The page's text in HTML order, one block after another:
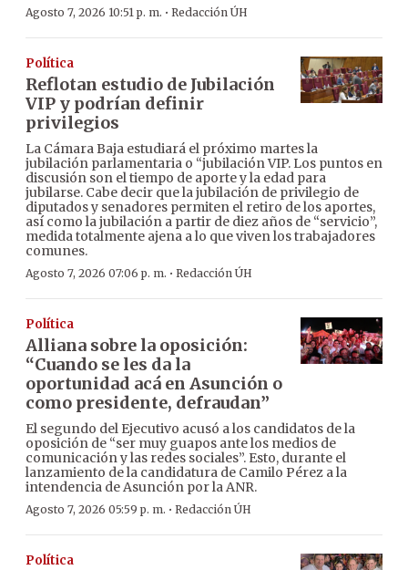
Agosto 7, 2026 10:51 p. m. · Redacción ÚH
Política
Reflotan estudio de Jubilación
VIP y podrían definir
privilegios
La Cámara Baja estudiará el próximo martes la
jubilación parlamentaria o “jubilación VIP. Los puntos en
discusión son el tiempo de aporte y la edad para
jubilarse. Cabe decir que la jubilación de privilegio de
diputados y senadores permiten el retiro de los aportes,
así como la jubilación a partir de diez años de “servicio”,
medida totalmente ajena a lo que viven los trabajadores
comunes.
Agosto 7, 2026 07:06 p. m. · Redacción ÚH
Política
Alliana sobre la oposición:
“Cuando se les da la
oportunidad acá en Asunción o
como presidente, defraudan”
El segundo del Ejecutivo acusó a los candidatos de la
oposición de “ser muy guapos ante los medios de
comunicación y las redes sociales”. Esto, durante el
lanzamiento de la candidatura de Camilo Pérez a la
intendencia de Asunción por la ANR.
Agosto 7, 2026 05:59 p. m. · Redacción ÚH
Política